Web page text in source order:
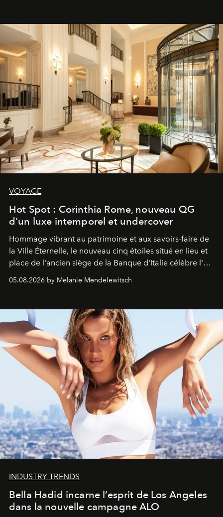
VOYAGE
Hot Spot : Corinthia Rome, nouveau QG
d'un luxe intemporel et undercover
Hommage vibrant au patrimoine et aux savoirs-faire de
la Ville Éternelle, le nouveau cinq étoiles situé en lieu et
place de l'ancien siège de la Banque d'Italie célèbre l'art
de vivre Romain dans toute son élégance intemporelle.
05.08.2026 by Melanie Mendelewitsch
INDUSTRY TRENDS
Bella Hadid incarne l’esprit de Los Angeles
dans la nouvelle campagne ALO